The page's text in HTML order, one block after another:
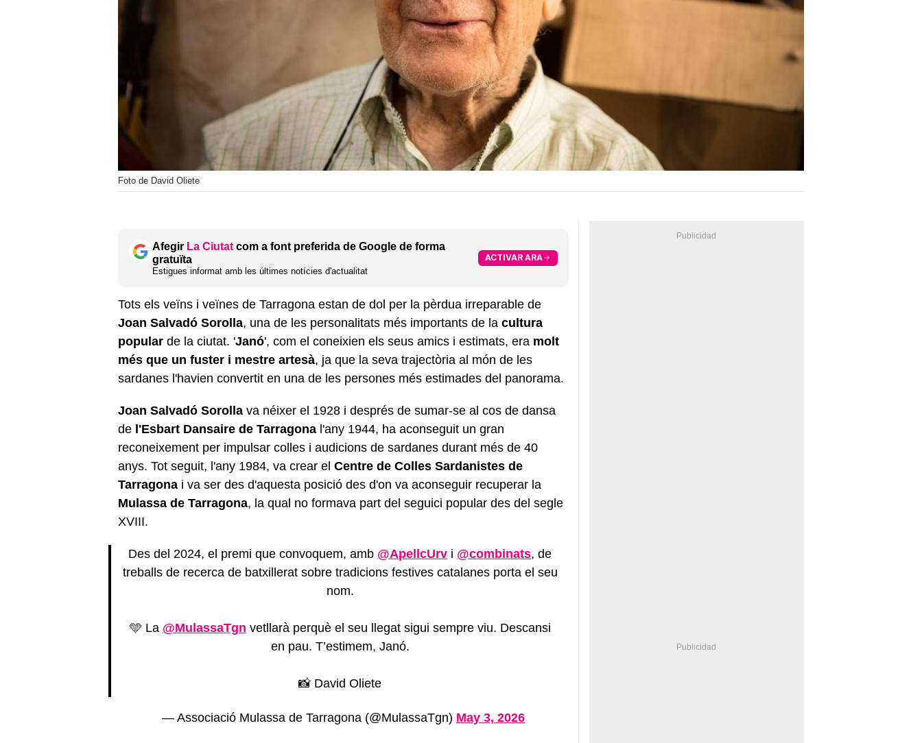
Foto de David Oliete
Afegir La Ciutat com a font preferida de Google de forma
gratuïta
Estigues informat amb les últimes notícies d'actualitat
ACTIVAR ARA
Tots els veïns i veïnes de Tarragona estan de dol per la pèrdua irreparable de
Joan Salvadó Sorolla, una de les personalitats més importants de la cultura
popular de la ciutat. 'Janó', com el coneixien els seus amics i estimats, era molt
més que un fuster i mestre artesà, ja que la seva trajectòria al món de les
sardanes l'havien convertit en una de les persones més estimades del panorama.
Joan Salvadó Sorolla va néixer el 1928 i després de sumar-se al cos de dansa
de l'Esbart Dansaire de Tarragona l'any 1944, ha aconseguit un gran
reconeixement per impulsar colles i audicions de sardanes durant més de 40
anys. Tot seguit, l'any 1984, va crear el Centre de Colles Sardanistes de
Tarragona i va ser des d'aquesta posició des d'on va aconseguir recuperar la
Mulassa de Tarragona, la qual no formava part del seguici popular des del segle
XVIII.
Des del 2024, el premi que convoquem, amb @ApellcUrv i @combinats, de
treballs de recerca de batxillerat sobre tradicions festives catalanes porta el seu
nom.
🩵 La @MulassaTgn vetllarà perquè el seu llegat sigui sempre viu. Descansi
en pau. T’estimem, Janó.
📸 David Oliete
— Associació Mulassa de Tarragona (@MulassaTgn) May 3, 2026